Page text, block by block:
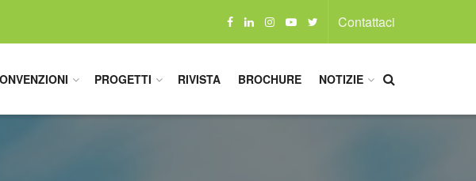
Contattaci
PROGETTI RIVISTA BROCHURE NOTIZIE